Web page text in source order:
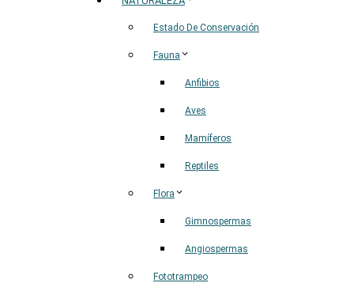
Estado De Conservación
Fauna
Anfibios
Aves
Mamíferos
Reptiles
Flora
Gimnospermas
Angiospermas
Fototrampeo